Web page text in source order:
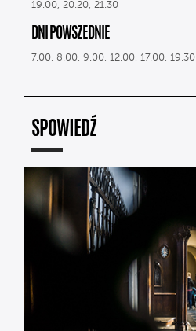
19.00, 20.20, 21.30
DNI POWSZEDNIE
7.00, 8.00, 9.00, 12.00, 17.00, 19.30
SPOWIEDŹ